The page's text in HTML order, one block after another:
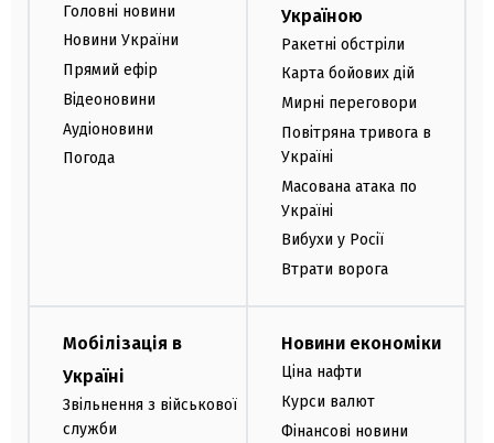
Головні новини
Новини України
Прямий ефір
Відеоновини
Аудіоновини
Погода
Україною
Ракетні обстріли
Карта бойових дій
Мирні переговори
Повітряна тривога в
Україні
Масована атака по
Україні
Вибухи у Росії
Втрати ворога
Мобілізація в
Україні
Звільнення з військової
служби
Новини економіки
Ціна нафти
Курси валют
Фінансові новини